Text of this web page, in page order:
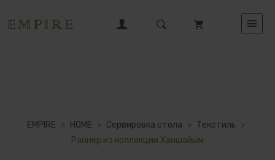
EMPIRE > HOME > Сервировка стола > Текстиль >
Раннер из коллекции Ханшайым